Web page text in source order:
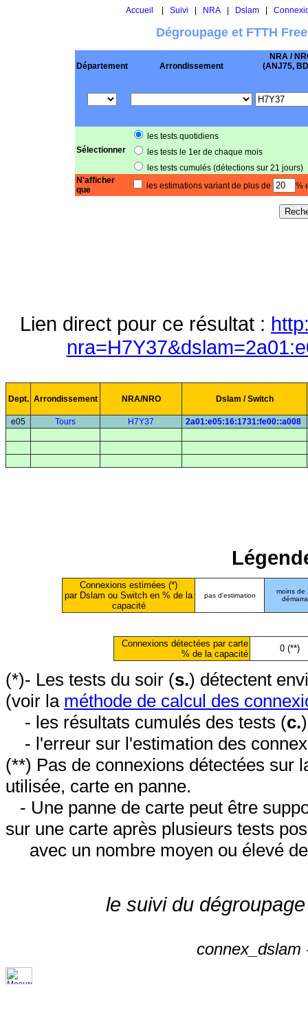
Accueil Suivi NRA| Dslam|
Dégroupage et FTTH
Département Arrondissement
NRA /
(ANJ75,
Sélectionner
les tests quotidiens
les tests le 1er de chaque mois
les tests cumulés (détections sur 21 jours)
N'afficher
que
les estimations variant de plus de %
Lien direct pour ce résultat :
Dept. Arrondissement NRA/NRO Dslam / Switch
e05 Tours H7Y37 2a01:e05:16:1731:fe00::a008
Connexions estimées (*)
par Dslam ou Switch en % de la
capacité
pas d'estimation
moins de
Connexions détectées par carte
% de la capacité
0 (**)
(*)- Les tests du soir (s.) détectent
(voir la méthode de calcul des
- les résultats cumulés des tests (c.
- l'erreur sur l'estimation des
(**) Pas de connexions détectées sur
utilisée, carte en panne.
- Une panne de carte peut être
sur une carte après plusieurs tests
avec un nombre moyen ou élevé
le suivi du
connex_dslam